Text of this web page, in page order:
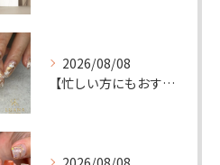
2026/08/08
【忙しい方にもおすすめ】ゴールド＆ホワイトの大人ニュアンスホイルネイル